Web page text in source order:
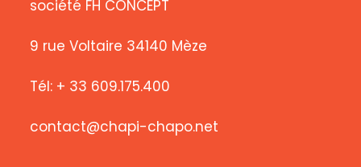
société FH CONCEPT
9 rue Voltaire 34140 Mèze
Tél: + 33 609.175.400
contact@chapi-chapo.net